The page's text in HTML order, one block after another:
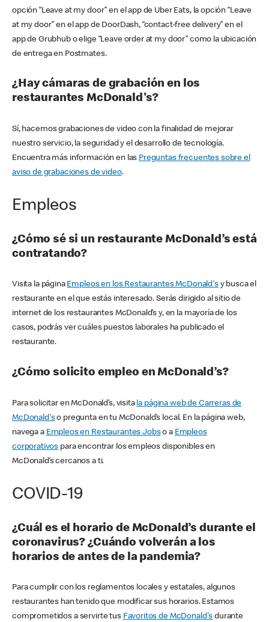
opción “Leave at my door” en el app de Uber Eats, la opción “Leave
at my door” en el app de DoorDash, “contact-free delivery” en el
app de Grubhub o elige “Leave order at my door” como la ubicación
de entrega en Postmates.
¿Hay cámaras de grabación en los
restaurantes McDonald's?
Sí, hacemos grabaciones de video con la finalidad de mejorar
nuestro servicio, la seguridad y el desarrollo de tecnología.
Encuentra más información en las Preguntas frecuentes sobre el
aviso de grabaciones de video.
Empleos
¿Cómo sé si un restaurante McDonald’s está
contratando?
Visita la página Empleos en los Restaurantes McDonald'sy busca el
restaurante en el que estás interesado. Serás dirigido al sitio de
internet de los restaurantes McDonald’s y, en la mayoría de los
casos, podrás ver cuáles puestos laborales ha publicado el
restaurante.
¿Cómo solicito empleo en McDonald’s?
Para solicitar en McDonald’s, visita la página web de Carreras de
McDonald'so pregunta en tu McDonald’s local. En la página web,
navega a Empleos en Restaurantes Jobso a Empleos
corporativos para encontrar los empleos disponibles en
McDonald’s cercanos a ti.
COVID-19
¿Cuál es el horario de McDonald’s durante el
coronavirus? ¿Cuándo volverán a los
horarios de antes de la pandemia?
Para cumplir con los reglamentos locales y estatales, algunos
restaurantes han tenido que modificar sus horarios. Estamos
comprometidos a servirte tus Favoritos de McDonald's durante